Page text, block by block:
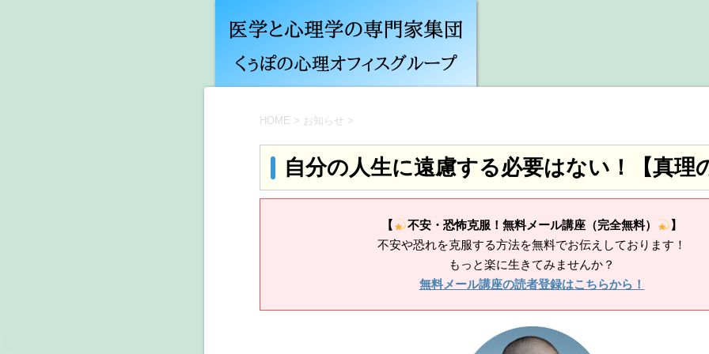
HOME > お知らせ >
自分の人生に遠慮する必要はない！【真理
【 不安・恐怖克服！無料メール講座（完全無料）
】
不安や恐れを克服する方法を無料でお伝えしております！
もっと楽に生きてみませんか？
無料メール講座の読者登録はこちらから！